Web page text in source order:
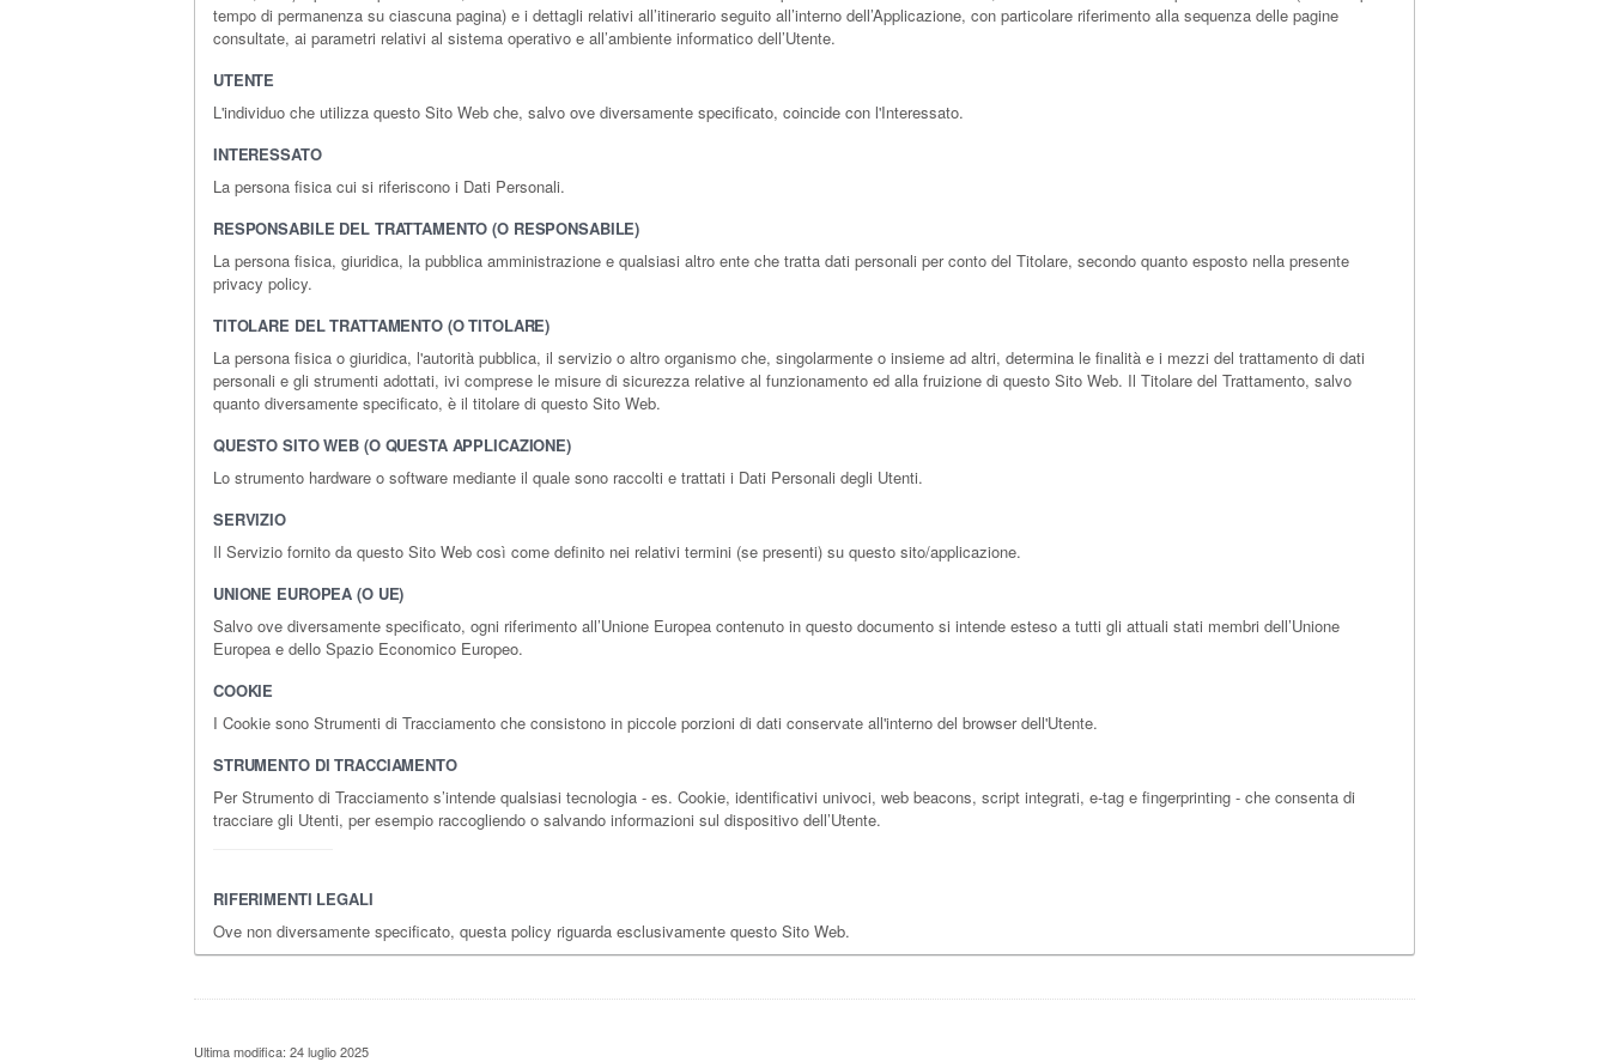
tempo di permanenza su ciascuna pagina) e i dettagli relativi all’itinerario seguito all’interno dell’Applicazione, con particolare riferimento alla sequenza delle pagine
consultate, ai parametri relativi al sistema operativo e all’ambiente informatico dell’Utente.
UTENTE
L'individuo che utilizza questo Sito Web che, salvo ove diversamente specificato, coincide con l'Interessato.
INTERESSATO
La persona fisica cui si riferiscono i Dati Personali.
RESPONSABILE DEL TRATTAMENTO (O RESPONSABILE)
La persona fisica, giuridica, la pubblica amministrazione e qualsiasi altro ente che tratta dati personali per conto del Titolare, secondo quanto esposto nella presente
privacy policy.
TITOLARE DEL TRATTAMENTO (O TITOLARE)
La persona fisica o giuridica, l'autorità pubblica, il servizio o altro organismo che, singolarmente o insieme ad altri, determina le finalità e i mezzi del trattamento di dati
personali e gli strumenti adottati, ivi comprese le misure di sicurezza relative al funzionamento ed alla fruizione di questo Sito Web. Il Titolare del Trattamento, salvo
quanto diversamente specificato, è il titolare di questo Sito Web.
QUESTO SITO WEB (O QUESTA APPLICAZIONE)
Lo strumento hardware o software mediante il quale sono raccolti e trattati i Dati Personali degli Utenti.
SERVIZIO
Il Servizio fornito da questo Sito Web così come definito nei relativi termini (se presenti) su questo sito/applicazione.
UNIONE EUROPEA (O UE)
Salvo ove diversamente specificato, ogni riferimento all’Unione Europea contenuto in questo documento si intende esteso a tutti gli attuali stati membri dell’Unione
Europea e dello Spazio Economico Europeo.
COOKIE
I Cookie sono Strumenti di Tracciamento che consistono in piccole porzioni di dati conservate all'interno del browser dell'Utente.
STRUMENTO DI TRACCIAMENTO
Per Strumento di Tracciamento s’intende qualsiasi tecnologia - es. Cookie, identificativi univoci, web beacons, script integrati, e-tag e fingerprinting - che consenta di
tracciare gli Utenti, per esempio raccogliendo o salvando informazioni sul dispositivo dell’Utente.
RIFERIMENTI LEGALI
Ove non diversamente specificato, questa policy riguarda esclusivamente questo Sito Web.
Ultima modifica: 24 luglio 2025